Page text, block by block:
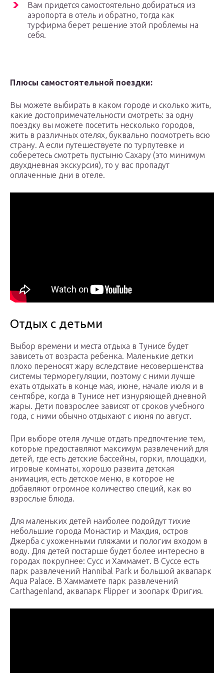
Вам придется самостоятельно добираться из
аэропорта в отель и обратно, тогда как
турфирма берет решение этой проблемы на
себя.
Плюсы самостоятельной поездки:
Вы можете выбирать в каком городе и сколько жить,
какие достопримечательности смотреть: за одну
поездку вы можете посетить несколько городов,
жить в различных отелях, буквально посмотреть всю
страну. А если путешествуете по турпутевке и
соберетесь смотреть пустыню Сахару (это минимум
двухдневная экскурсия), то у вас пропадут
оплаченные дни в отеле.
Отдых с детьми
Выбор времени и места отдыха в Тунисе будет
зависеть от возраста ребенка. Маленькие детки
плохо переносят жару вследствие несовершенства
системы терморегуляции, поэтому с ними лучше
ехать отдыхать в конце мая, июне, начале июля и в
сентябре, когда в Тунисе нет изнуряющей дневной
жары. Дети повзрослее зависят от сроков учебного
года, с ними обычно отдыхают с июня по август.
При выборе отеля лучше отдать предпочтение тем,
которые предоставляют максимум развлечений для
детей, где есть детские бассейны, горки, площадки,
игровые комнаты, хорошо развита детская
анимация, есть детское меню, в которое не
добавляют огромное количество специй, как во
взрослые блюда.
Для маленьких детей наиболее подойдут тихие
небольшие города Монастир и Махдия, остров
Джерба с ухоженными пляжами и пологим входом в
воду. Для детей постарше будет более интересно в
городах покрупнее: Сусс и Хаммамет. В Суссе есть
парк развлечений Hannibal Park и большой аквапарк
Aqua Palace. В Хаммамете парк развлечений
Carthagenland, аквапарк Flipper и зоопарк Фригия.